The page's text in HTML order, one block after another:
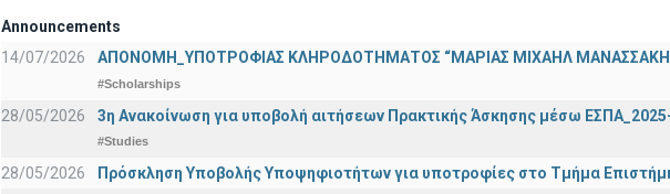
Announcements
14/07/2026
ΑΠΟΝΟΜΗ_ΥΠΟΤΡΟΦΙΑΣ ΚΛΗΡΟΔΟΤΗΜΑΤΟΣ “ΜΑΡΙΑΣ ΜΙΧΑΗΛ
#Scholarships
28/05/2026 3η Ανακοίνωση για υποβολή αιτήσεων Πρακτικής Άσκησης μέσω
#Studies
28/05/2026
Πρόσκληση Υποβολής Υποψηφιοτήτων για υποτροφίες στο Τμήμα